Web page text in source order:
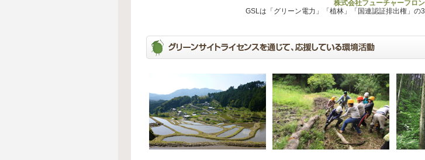
株式会社フューチャーフロ
GSLは「グリーン電力」「植林」「国連認証排出権」の